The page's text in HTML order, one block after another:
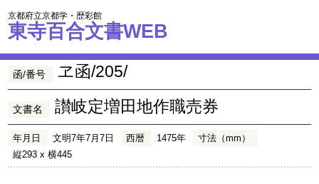
京都府立京都学・歴彩館
東寺百合文書WEB
函/番号 ヱ函/205/
文書名 讃岐定増田地作職売券
年月日 文明7年7月7日 西暦 1475年
寸法（mm）
縦293 x 横445